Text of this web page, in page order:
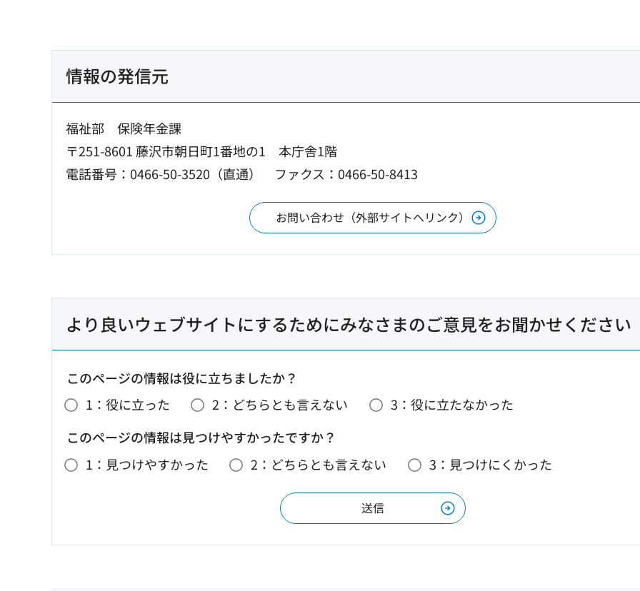
情報の発信元
福祉部 保険年金課
〒251-8601 藤沢市朝日町1番地の1 本庁舎1階
電話番号：0466-50-3520（直通）
ファクス：0466-50-8413
お問い合わせ（外部サイトへリンク）
より良いウェブサイトにするためにみなさまのご意見をお聞かせください
このページの情報は役に立ちましたか？
1：役に立った
2：どちらとも言えない
3：役に立たなかった
このページの情報は見つけやすかったですか？
1：見つけやすかった
2：どちらとも言えない 3：見つけにくかった